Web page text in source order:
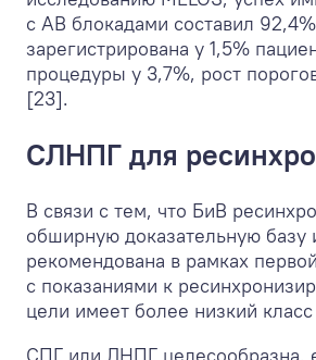
с АВ блокадами составил
зарегистрирована у 1,5%
процедуры у 3,7%, рост
[23].
СЛНПГ для
В связи с тем, что БиВ
обширную доказательную базу
рекомендована в рамках
с показаниями к
цели имеет более низкий